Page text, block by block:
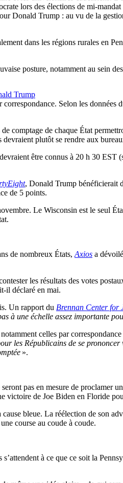
lors des élections de mi-
Donald Trump : au vu de la
dans les régions rurales en
posture, notamment au sein
Trump
Selon les données
comptage de chaque État
plutôt se rendre aux
être connus à 20 h 30
, Donald Trump bénéficierait
de 5 points.
Le Wisconsin est le seul
de nombreux États, Axios a
les résultats des votes
il déclaré en mai.
Un rapport du Brennan Center for
à une échelle assez importante
celles par
les Républicains de se
».
pas en mesure de proclamer
victoire de Joe Biden en Floride
bleue. La réélection de son
course au coude à coude.
à ce que ce soit la